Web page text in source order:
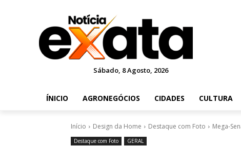
Sábado, 8 Agosto, 2026
ÍNICIO AGRONEGÓCIOS CIDADES CULTURA
Início Design da Home Destaque com Foto Mega-
Destaque com Foto GERAL